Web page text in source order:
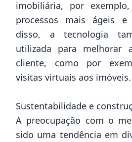
imobiliária, por
processos mais ágeis e
disso, a tecnologia
utilizada para melhorar
cliente, como por
visitas virtuais aos imóveis.
Sustentabilidade e
A preocupação com o
sido uma tendência em